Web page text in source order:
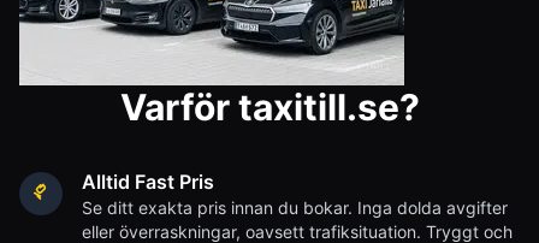
Varför taxitill.se?
Alltid Fast Pris
Se ditt exakta pris innan du bokar. Inga dolda avgifter
eller överraskningar, oavsett trafiksituation. Tryggt och